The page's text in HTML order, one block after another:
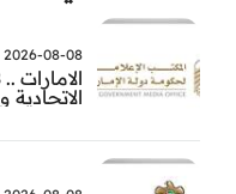
2026-08-08 | 12:29